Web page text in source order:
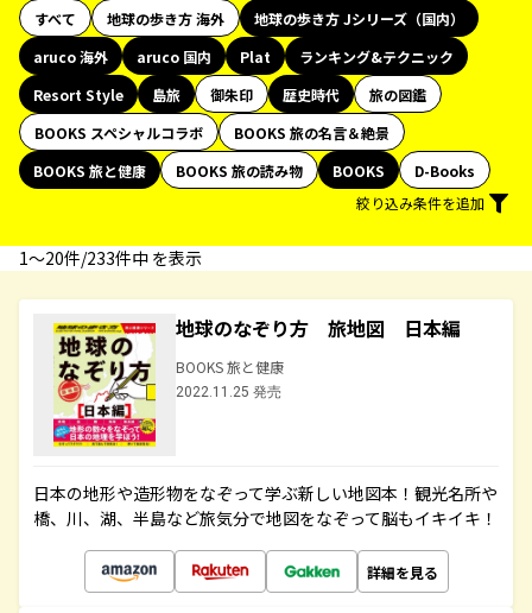
すべて 地球の歩き方 海外
地球の歩き方 Jシリーズ（国内）
aruco 海外
aruco 国内 Plat
ランキング&テクニック
Resort Style
島旅 御朱印 歴史時代
旅の図鑑
BOOKS スペシャルコラボ
BOOKS 旅の名言＆絶景
BOOKS 旅と健康
BOOKS 旅の読み物 BOOKS
D-Books
絞り込み条件を追加
1〜20件/233件中 を表示
地球のなぞり方 旅地図 日本編
BOOKS 旅と健康
2022.11.25 発売
日本の地形や造形物をなぞって学ぶ新しい地図本！観光名所や
橋、川、湖、半島など旅気分で地図をなぞって脳もイキイキ！
詳細を見る